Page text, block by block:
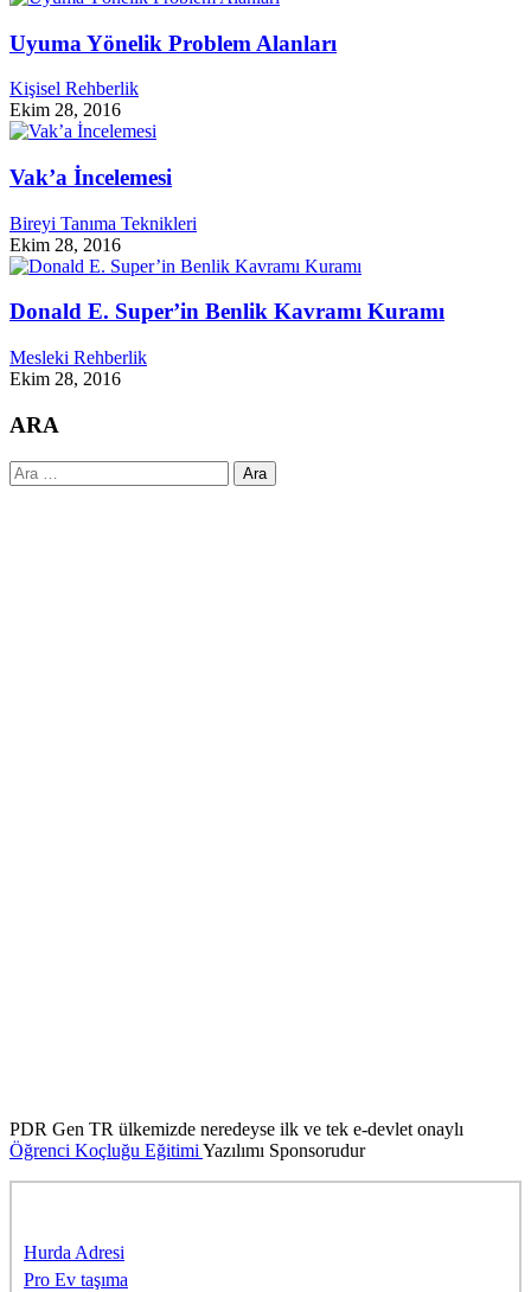
Uyuma Yönelik Problem Alanları
Kişisel Rehberlik
Ekim 28, 2016
Vak’a İncelemesi
Bireyi Tanıma Teknikleri
Ekim 28, 2016
Donald E. Super’in Benlik Kavramı Kuramı
Mesleki Rehberlik
Ekim 28, 2016
ARA
Arama:
PDR Gen TR ülkemizde neredeyse ilk ve tek e-devlet onaylı
Öğrenci Koçluğu Eğitimi Yazılımı Sponsorudur
Hurda Adresi
Pro Ev taşıma